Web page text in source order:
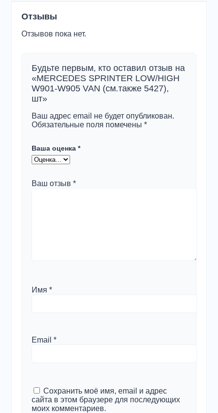
(см.также
5427),
Отзывы
Отзывов пока нет.
Будьте первым, кто оставил отзыв на
«MERCEDES SPRINTER LOW/HIGH
W901-W905 VAN (см.также 5427),
шт»
Ваш адрес email не будет опубликован.
Обязательные поля помечены *
Ваша оценка *
Ваш отзыв *
Имя *
Email *
Сохранить моё имя, email и адрес
сайта в этом браузере для последующих
моих комментариев.